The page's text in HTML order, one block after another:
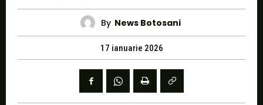
By News Botosani
17 ianuarie 2026